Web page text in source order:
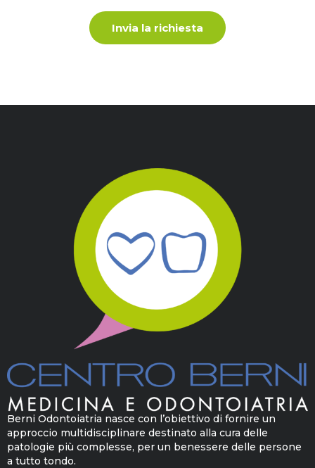
Berni Odontoiatria nasce con l’obiettivo di fornire un
approccio multidisciplinare destinato alla cura delle
patologie più complesse, per un benessere delle persone
a tutto tondo.